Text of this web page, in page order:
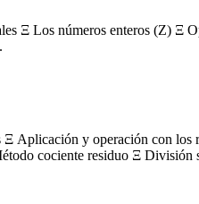
Ξ Los números enteros (Z) Ξ
Aplicación y operación con los
cociente residuo Ξ División